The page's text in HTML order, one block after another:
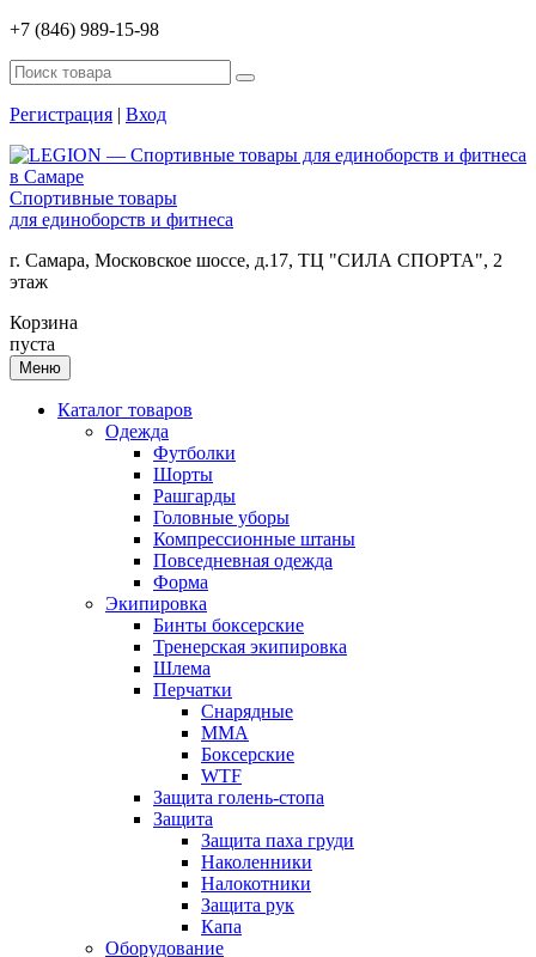
+7 (846) 989-15-98
Регистрация | Вход
Спортивные товары
для единоборств и фитнеса
г. Самара, Московское шоссе, д.17, ТЦ "СИЛА СПОРТА", 2
этаж
Корзина
пуста
Меню
Каталог товаров
Одежда
Футболки
Шорты
Рашгарды
Головные уборы
Компрессионные штаны
Повседневная одежда
Форма
Экипировка
Бинты боксерские
Тренерская экипировка
Шлема
Перчатки
Снарядные
ММА
Боксерские
WTF
Защита голень-стопа
Защита
Защита паха груди
Наколенники
Налокотники
Защита рук
Капа
Оборудование